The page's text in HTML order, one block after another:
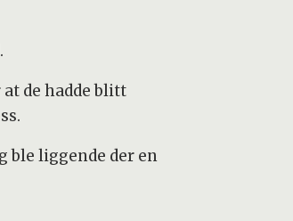
de hadde blitt
ble liggende der en